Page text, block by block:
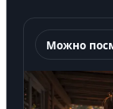
Можно